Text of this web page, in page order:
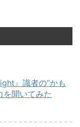
』識者の”かも
を聞いてみた